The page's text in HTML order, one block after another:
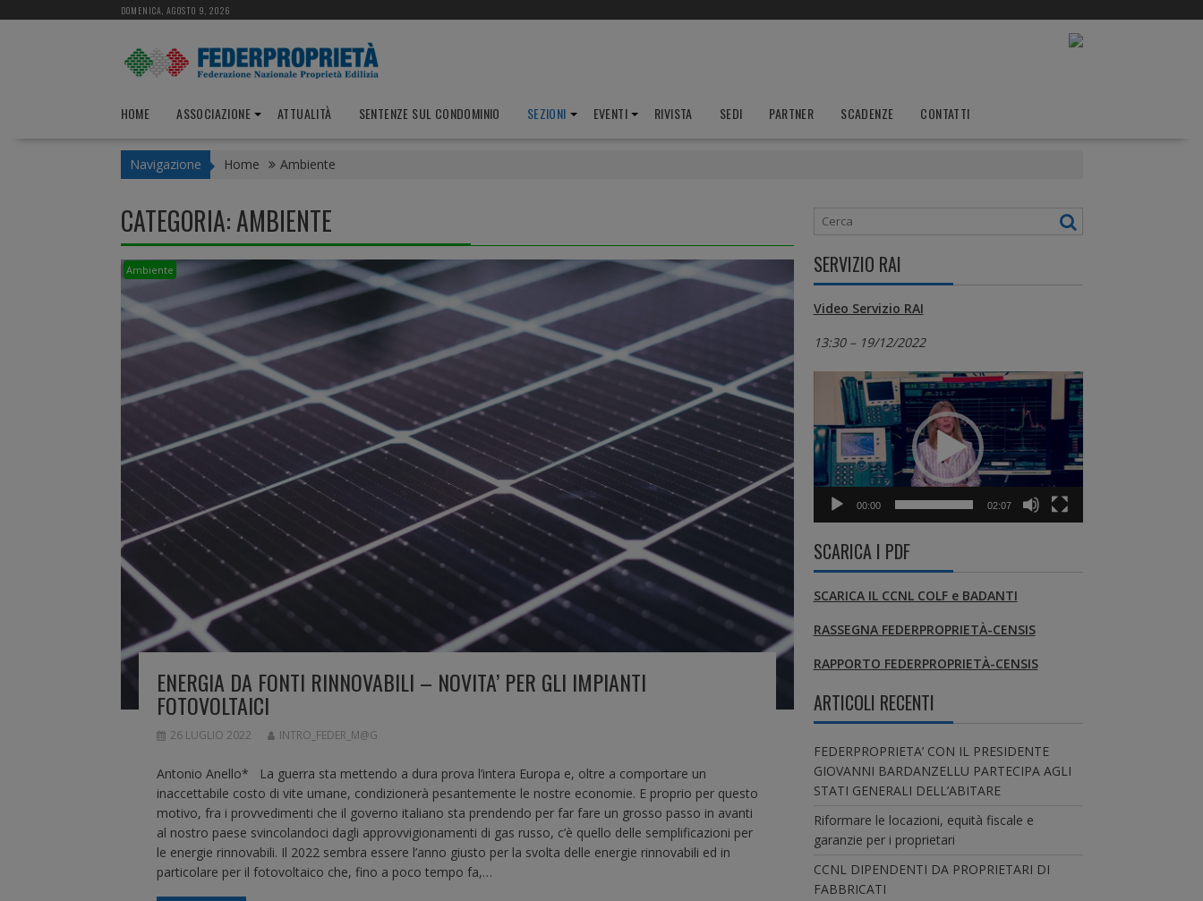
DOMENICA, AGOSTO 9, 2026
HOME ASSOCIAZIONE ATTUALITÀ SENTENZE SUL CONDOMINIO SEZIONI EVENTI RIVISTA SEDI PARTNER SCADENZE CONTATTI
Navigazione Home Ambiente
CATEGORIA:AMBIENTE
Ambiente
ENERGIA DA FONTI RINNOVABILI – NOVITA’ PER GLI IMPIANTI
FOTOVOLTAICI
26 LUGLIO 2022 INTRO_FEDER_M@G
Antonio Anello* La guerra sta mettendo a dura prova l’intera Europa e, oltre a comportare un
inaccettabile costo di vite umane, condizionerà pesantemente le nostre economie. E proprio per questo
motivo, fra i provvedimenti che il governo italiano sta prendendo per far fare un grosso passo in avanti
al nostro paese svincolandoci dagli approvvigionamenti di gas russo, c’è quello delle semplificazioni per
le energie rinnovabili. Il 2022 sembra essere l’anno giusto per la svolta delle energie rinnovabili ed in
particolare per il fotovoltaico che, fino a poco tempo fa,…
SERVIZIO RAI
Video Servizio RAI
13:30 – 19/12/2022
Video
Player
00:00 02:07
SCARICA I PDF
SCARICA IL CCNL COLF e BADANTI
RASSEGNA FEDERPROPRIETÀ-CENSIS
RAPPORTO FEDERPROPRIETÀ-CENSIS
ARTICOLI RECENTI
FEDERPROPRIETA’ CON IL PRESIDENTE
GIOVANNI BARDANZELLU PARTECIPA AGLI
STATI GENERALI DELL’ABITARE
Riformare le locazioni, equità fiscale e
garanzie per i proprietari
CCNL DIPENDENTI DA PROPRIETARI DI
FABBRICATI